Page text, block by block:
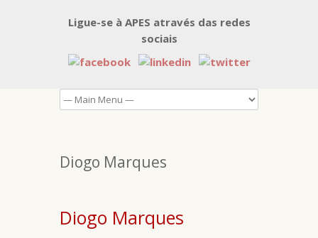
Ligue-se à APES através das redes
sociais
Diogo Marques
Diogo Marques